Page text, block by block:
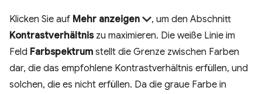
Klicken Sie auf Mehr anzeigen
, um den Abschnitt
Kontrastverhältniszu maximieren. Die weiße Linie im
Feld Farbspektrum stellt die Grenze zwischen Farben
dar, die das empfohlene Kontrastverhältnis erfüllen, und
solchen, die es nicht erfüllen. Da die graue Farbe in